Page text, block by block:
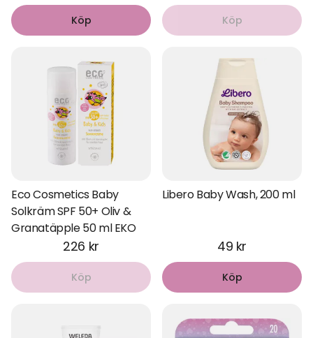
Köp Köp
Eco Cosmetics Baby
Solkräm SPF 50+ Oliv &
Granatäpple 50 ml EKO
226 kr
Köp
Libero Baby Wash, 200 ml
49 kr
Köp